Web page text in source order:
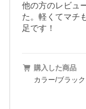
他の方のレビュ
た。軽くてマチ
足です！
購入した商品
カラー/ブラック